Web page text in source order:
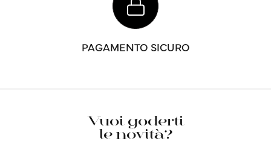
PAGAMENTO SICURO
Vuoi goderti
le novità?